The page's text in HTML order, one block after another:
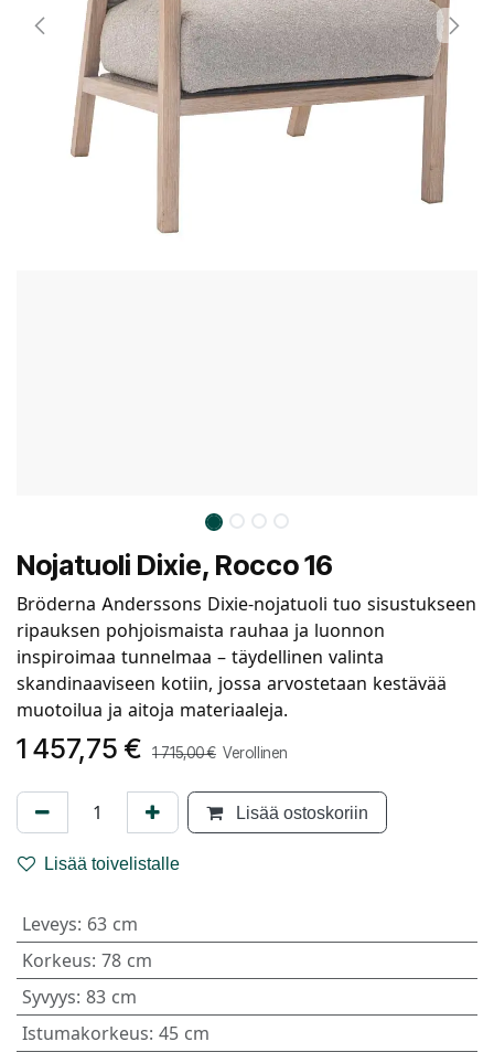
Nojatuoli Dixie, Rocco 16
Bröderna Anderssons Dixie-nojatuoli tuo sisustukseen
ripauksen pohjoismaista rauhaa ja luonnon
inspiroimaa tunnelmaa – täydellinen valinta
skandinaaviseen kotiin, jossa arvostetaan kestävää
muotoilua ja aitoja materiaaleja.
1 457,75 € 1 715,00€ Verollinen
Lisää ostoskoriin
Lisää toivelistalle
Leveys: 63 cm
Korkeus: 78 cm
Syvyys: 83 cm
Istumakorkeus: 45 cm